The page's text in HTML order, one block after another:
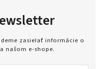
zasielať informácie o
našom e-shope.